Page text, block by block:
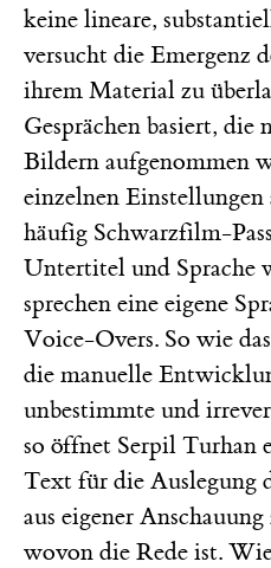
keine lineare,
versucht die Emergenz
ihrem Material zu
Gesprächen basiert,
Bildern aufgenommen
einzelnen
häufig Schwarzfilm-
Untertitel und Sprache
sprechen eine eigene
Voice-Overs. So wie
die manuelle
unbestimmte und
so öffnet Serpil
Text für die Auslegung
aus eigener
wovon die Rede ist.